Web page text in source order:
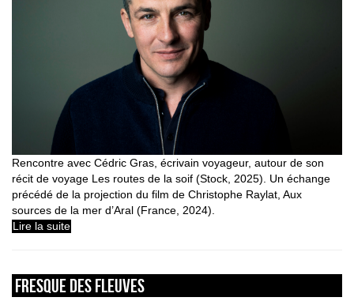
Rencontre avec Cédric Gras, écrivain voyageur, autour de son
récit de voyage Les routes de la soif (Stock, 2025). Un échange
précédé de la projection du film de Christophe Raylat, Aux
sources de la mer d’Aral (France, 2024).
Lire la suite
FRESQUE DES FLEUVES